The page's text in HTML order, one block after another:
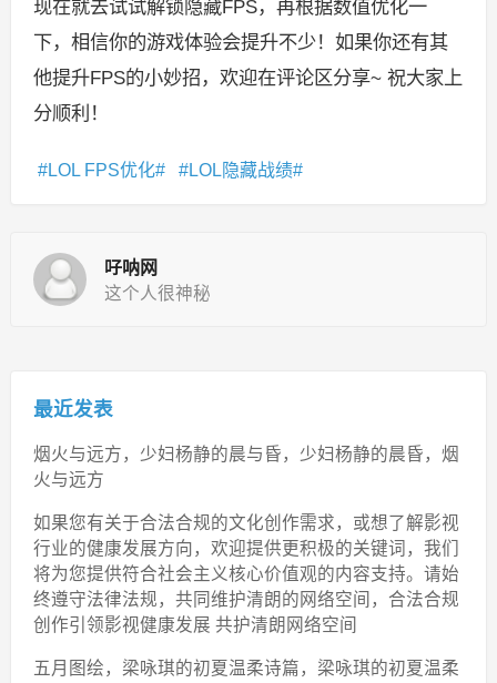
现在就去试试解锁隐藏FPS，再根据数值优化一
下，相信你的游戏体验会提升不少！如果你还有其
他提升FPS的小妙招，欢迎在评论区分享~ 祝大家上
分顺利！
LOL FPS优化 LOL隐藏战绩
吇呐网
这个人很神秘
最近发表
烟火与远方，少妇杨静的晨与昏，少妇杨静的晨昏，烟
火与远方
如果您有关于合法合规的文化创作需求，或想了解影视
行业的健康发展方向，欢迎提供更积极的关键词，我们
将为您提供符合社会主义核心价值观的内容支持。请始
终遵守法律法规，共同维护清朗的网络空间，合法合规
创作引领影视健康发展 共护清朗网络空间
五月图绘，梁咏琪的初夏温柔诗篇，梁咏琪的初夏温柔